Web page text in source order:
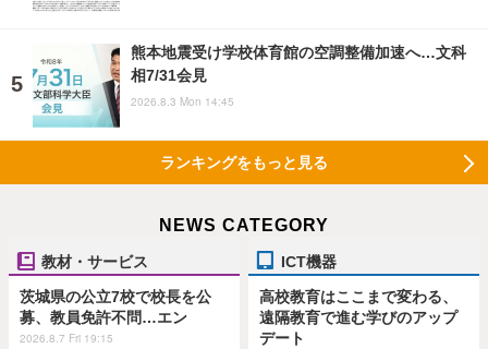
熊本地震受け学校体育館の空調整備加速へ…文科
相7/31会見
2026.8.3 Mon 14:45
ランキングをもっと見る
NEWS CATEGORY
教材・サービス
茨城県の公立7校で校長を公
募、教員免許不問…エン
2026.8.7 Fri 19:15
ICT機器
高校教育はここまで変わる、
遠隔教育で進む学びのアップ
デート